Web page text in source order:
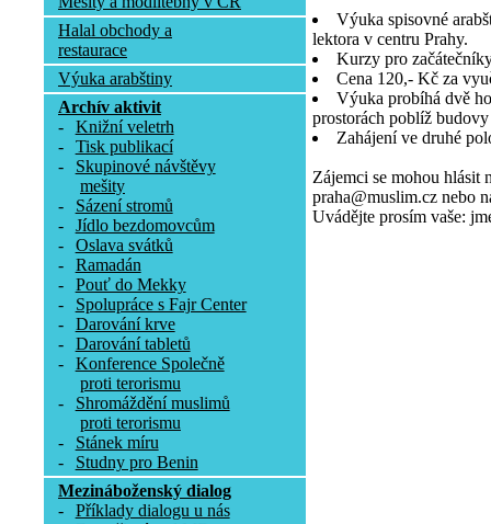
Halal obchody a
restaurace
Výuka arabštiny
Archív aktivit
-
Knižní veletrh
-
Tisk publikací
-
Skupinové návštěvy
mešity
-
Sázení stromů
-
Jídlo bezdomovcům
-
Oslava svátků
-
Ramadán
-
Pouť do Mekky
-
Spolupráce s Fajr Center
-
Darování krve
-
Darování tabletů
-
Konference Společně
proti terorismu
-
Shromáždění muslimů
proti terorismu
-
Stánek míru
-
Studny pro Benin
Mezináboženský dialog
-
Příklady dialogu u nás
Výuka spisovné
lektora v centru Prahy.
Kurzy pro
Cena 120,- Kč za
Výuka probíhá dvě
prostorách poblíž
Zahájení ve druhé
Zájemci se mohou hlásit
praha@muslim.cz nebo
Uvádějte prosím vaše: